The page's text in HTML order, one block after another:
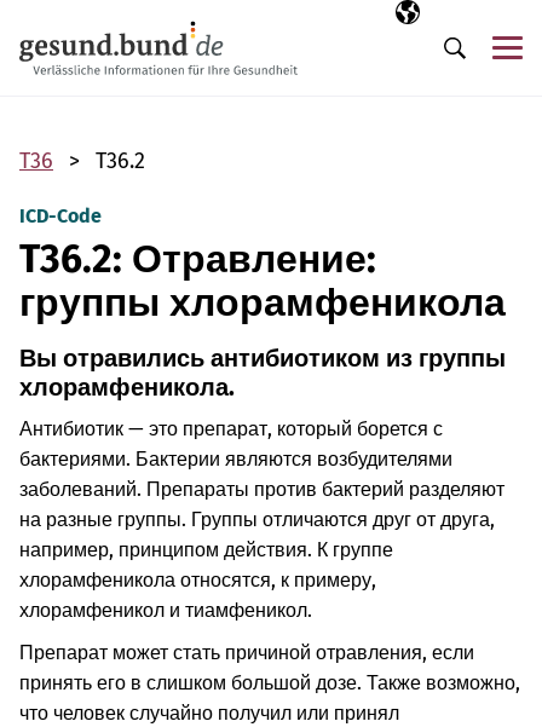
Выбранный
RU
Поиск
T36 T36.2
ICD-Code
T36.2: Отравление:
группы хлорамфеникола
Вы отравились антибиотиком из группы
хлорамфеникола.
Антибиотик — это препарат, который борется с
бактериями. Бактерии являются возбудителями
заболеваний. Препараты против бактерий разделяют
на разные группы. Группы отличаются друг от друга,
например, принципом действия. К группе
хлорамфеникола относятся, к примеру,
хлорамфеникол и тиамфеникол.
Препарат может стать причиной отравления, если
принять его в слишком большой дозе. Также возможно,
что человек случайно получил или принял